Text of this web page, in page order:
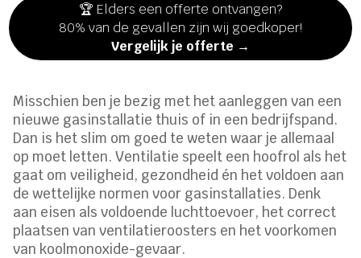
🏆 Elders een offerte ontvangen?
80% van de gevallen zijn wij goedkoper!
Vergelijk je offerte →
Misschien ben je bezig met het aanleggen van een
nieuwe gasinstallatie thuis of in een bedrijfspand.
Dan is het slim om goed te weten waar je allemaal
op moet letten. Ventilatie speelt een hoofrol als het
gaat om veiligheid, gezondheid én het voldoen aan
de wettelijke normen voor gasinstallaties. Denk
aan eisen als voldoende luchttoevoer, het correct
plaatsen van ventilatieroosters en het voorkomen
van koolmonoxide-gevaar.